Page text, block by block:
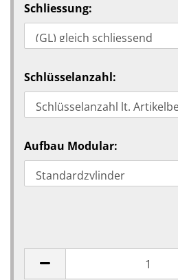
Schliessung:
Schlüsselanzahl:
Aufbau Modular: